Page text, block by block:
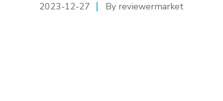
2023-12-27 By reviewermarket